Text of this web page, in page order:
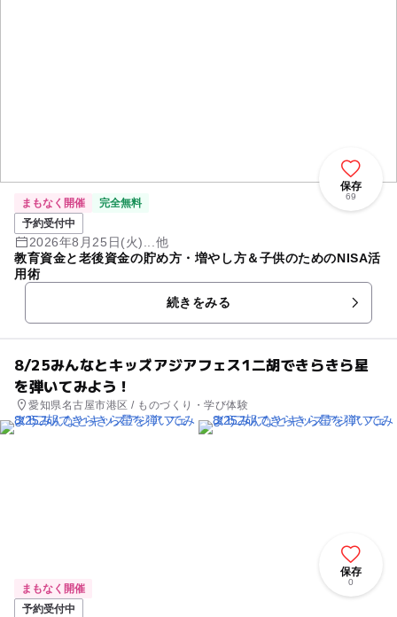
保存
69
まもなく開催
完全無料
予約受付中
2026年8月25日(火)...他
教育資金と老後資金の貯め方・増やし方＆子供のためのNISA活
用術
続きをみる
8/25みんなとキッズアジアフェス1二胡できらきら星
を弾いてみよう！
愛知県名古屋市港区 / ものづくり・学び体験
保存
0
まもなく開催
予約受付中